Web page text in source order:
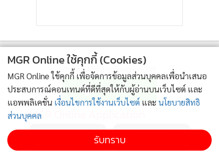
สินค้าเกษตรอินทรีย์ที่มีอยู่ให้กว้างขวางยิ่งขึ้น เพื่อช่วยเพิ่มรายได้
ให้แก่เกษตรกรอย่างยั่งยืน
ชวน ร่วมลุ้นถ้วยพระราชทานฯ 12 มิถุนายนนี้
ข่าวอื่นในหมวด
MGR Online ใช้คุกกี้ (Cookies)
MGR Online ใช้คุกกี้ เพื่อจัดการข้อมูลส่วนบุคคลเพื่อนำเสนอ
ประสบการณ์คอนเทนต์ที่ดีที่สุดให้กับผู้อ่านบนเว็บไซต์ และ
แอพพลิเคชั่น เงื่อนไขการใช้งานเว็บไซต์ และ นโยบายสิทธิ
ส่วนบุคคล
รับทราบ